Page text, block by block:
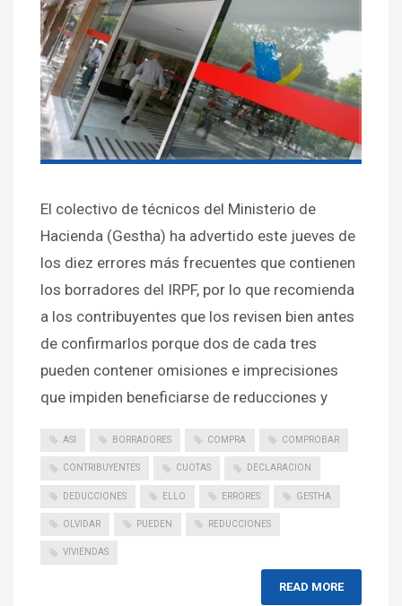
El colectivo de técnicos del Ministerio de
Hacienda (Gestha) ha advertido este jueves de
los diez errores más frecuentes que contienen
los borradores del IRPF, por lo que recomienda
a los contribuyentes que los revisen bien antes
de confirmarlos porque dos de cada tres
pueden contener omisiones e imprecisiones
que impiden beneficiarse de reducciones y
ASI BORRADORES COMPRA COMPROBAR
CONTRIBUYENTES CUOTAS DECLARACION
DEDUCCIONES ELLO ERRORES GESTHA
OLVIDAR PUEDEN REDUCCIONES
VIVIENDAS
READ MORE